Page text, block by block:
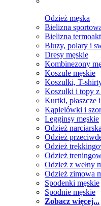
Odzież męska
Bielizna
Bielizna
Bluzy, polary i
Dresy męskie
Kombinezony
Koszule męskie
Koszulki, T-
Koszulki i topy
Kurtki, płaszcze
Kąpielówki i
Legginsy męskie
Odzież
Odzież
Odzież
Odzież
Odzież z wełny
Odzież zimowa
Spodenki męskie
Spodnie męskie
Zobacz więcej...